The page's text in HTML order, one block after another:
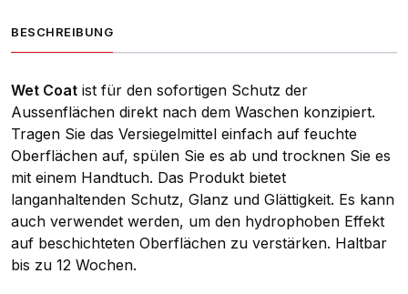
BESCHREIBUNG
Wet Coat ist für den sofortigen Schutz der
Aussenflächen direkt nach dem Waschen konzipiert.
Tragen Sie das Versiegelmittel einfach auf feuchte
Oberflächen auf, spülen Sie es ab und trocknen Sie es
mit einem Handtuch. Das Produkt bietet
langanhaltenden Schutz, Glanz und Glättigkeit. Es kann
auch verwendet werden, um den hydrophoben Effekt
auf beschichteten Oberflächen zu verstärken. Haltbar
bis zu 12 Wochen.